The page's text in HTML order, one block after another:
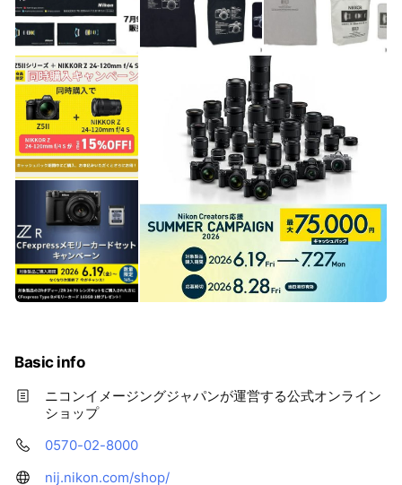
Basic info
ニコンイメージングジャパンが運営する公式オンライン
ショップ
0570-02-8000
nij.nikon.com/shop/